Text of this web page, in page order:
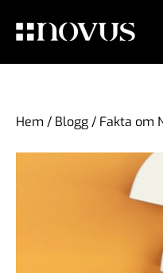
Hem / Blogg/ Fakta om